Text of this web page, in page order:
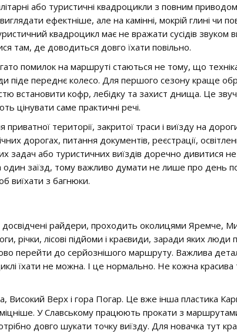
або туристичні квадроцикли з повним
ефектніше, але на камінні, мокрій глині чи
квадроцикл має не вражати сусідів звуком
там, де доводиться довго їхати повільно.
помилок на маршруті стаються не тому, що
піде переднє колесо. Для першого сезону краще
встановити кофр, лебідку та захист днища. Це
цінувати саме практичні речі.
території, закритої траси і виїзду на
дорогах, питання документів, реєстрації,
або туристичних виїздів доречно дивитися не
один заїзд, тому важливо думати не лише про день
виїхати з багнюки.
райдери, проходить околицями Яремче,
річки, лісові підйоми і краєвиди, заради яких
перейти до серйознішого маршруту. Важлива
їхати не можна. І це нормально. Не кожна
Верх і гора Погар. Це вже інша пластика
У Славському працюють прокати з маршрутами
довго шукати точку виїзду. Для новачка тут